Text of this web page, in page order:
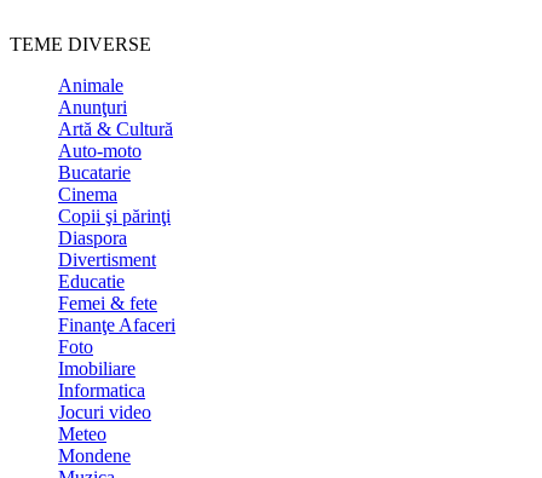
TEME DIVERSE
Animale
Anunţuri
Artă & Cultură
Auto-moto
Bucatarie
Cinema
Copii şi părinţi
Diaspora
Divertisment
Educatie
Femei & fete
Finanţe Afaceri
Foto
Imobiliare
Informatica
Jocuri video
Meteo
Mondene